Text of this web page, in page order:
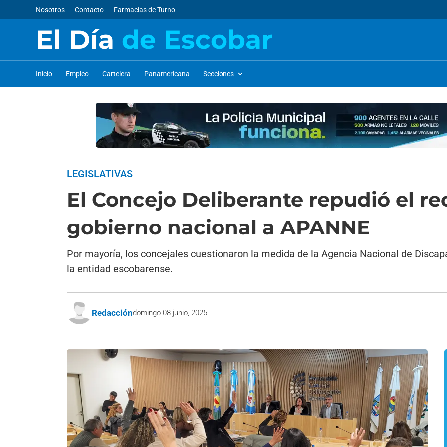
Nosotros Contacto Farmacias de Turno
El Día de Escobar
Inicio Empleo Cartelera Panamericana Secciones
LEGISLATIVAS
El Concejo Deliberante repudió el
gobierno nacional a APANNE
Por mayoría, los concejales cuestionaron la medida de la Agencia Nacional de
la entidad escobarense.
Redaccióndomingo 08 junio, 2025